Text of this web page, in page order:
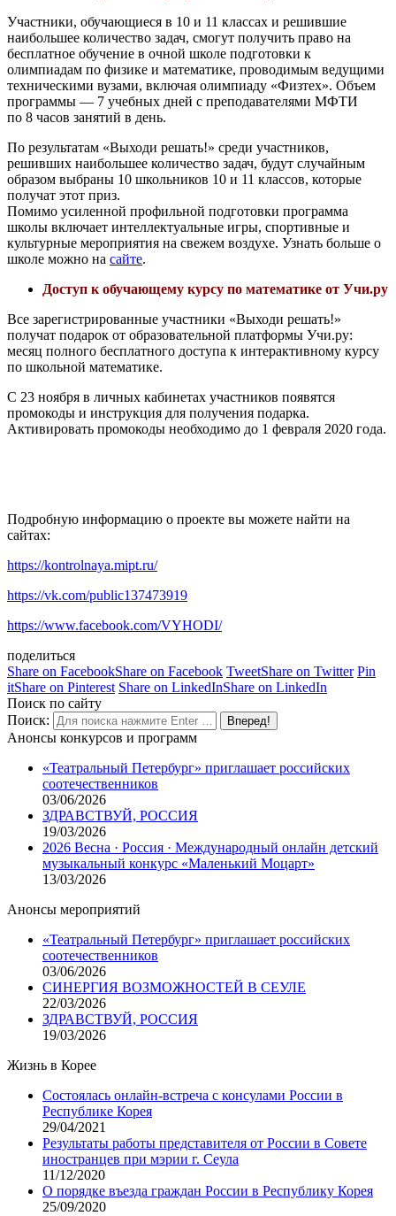
Участники, обучающиеся в 10 и 11 классах и решившие
наибольшее количество задач, смогут получить право на
бесплатное обучение в очной школе подготовки к
олимпиадам по физике и математике, проводимым ведущими
техническими вузами, включая олимпиаду «Физтех». Объем
программы — 7 учебных дней с преподавателями МФТИ
по 8 часов занятий в день.
По результатам «Выходи решать!» среди участников,
решивших наибольшее количество задач, будут случайным
образом выбраны 10 школьников 10 и 11 классов, которые
получат этот приз.
Помимо усиленной профильной подготовки программа
школы включает интеллектуальные игры, спортивные и
культурные мероприятия на свежем воздухе. Узнать больше о
школе можно на сайте.
Доступ к обучающему курсу по математике от Учи.ру
Все зарегистрированные участники «Выходи решать!»
получат подарок от образовательной платформы Учи.ру:
месяц полного бесплатного доступа к интерактивному курсу
по школьной математике.
С 23 ноября в личных кабинетах участников появятся
промокоды и инструкция для получения подарка.
Активировать промокоды необходимо до 1 февраля 2020 года.
Подробную информацию о проекте вы можете найти на
сайтах:
https://kontrolnaya.mipt.ru/
https://vk.com/public137473919
https://www.facebook.com/VYHODI/
поделиться
Share on FacebookShare on Facebook TweetShare on Twitter Pin
itShare on Pinterest Share on LinkedInShare on LinkedIn
Поиск по сайту
Поиск:
Анонсы конкурсов и программ
«Театральный Петербург» приглашает российских
соотечественников
03/06/2026
ЗДРАВСТВУЙ, РОССИЯ
19/03/2026
2026 Весна · Россия · Международный онлайн детский
музыкальный конкурс «Маленький Моцарт»
13/03/2026
Анонсы мероприятий
«Театральный Петербург» приглашает российских
соотечественников
03/06/2026
СИНЕРГИЯ ВОЗМОЖНОСТЕЙ В СЕУЛЕ
22/03/2026
ЗДРАВСТВУЙ, РОССИЯ
19/03/2026
Жизнь в Корее
Состоялась онлайн-встреча с консулами России в
Республике Корея
29/04/2021
Результаты работы представителя от России в Совете
иностранцев при мэрии г. Сеула
11/12/2020
О порядке въезда граждан России в Республику Корея
25/09/2020